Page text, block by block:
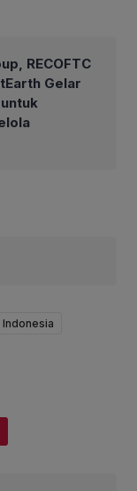
RECOFTC
Gelar
Indonesia